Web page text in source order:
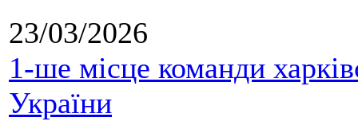
23/03/2026
1-ше місце команди
України